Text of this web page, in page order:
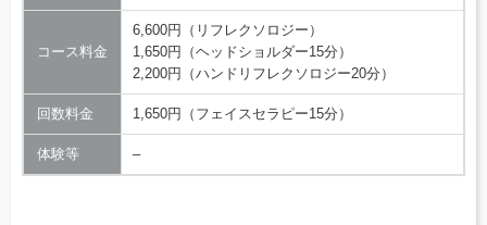
コース料金
6,600円（リフレクソロジー）
1,650円（ヘッドショルダー15分）
2,200円（ハンドリフレクソロジー20分）
回数料金 1,650円（フェイスセラピー15分）
体験等 –